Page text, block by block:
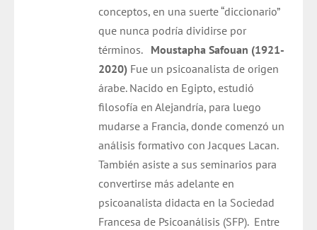
conceptos, en una suerte “diccionario”
que nunca podría dividirse por
términos. Moustapha Safouan (1921-
2020) Fue un psicoanalista de origen
árabe. Nacido en Egipto, estudió
filosofía en Alejandría, para luego
mudarse a Francia, donde comenzó un
análisis formativo con Jacques Lacan.
También asiste a sus seminarios para
convertirse más adelante en
psicoanalista didacta en la Sociedad
Francesa de Psicoanálisis (SFP). Entre